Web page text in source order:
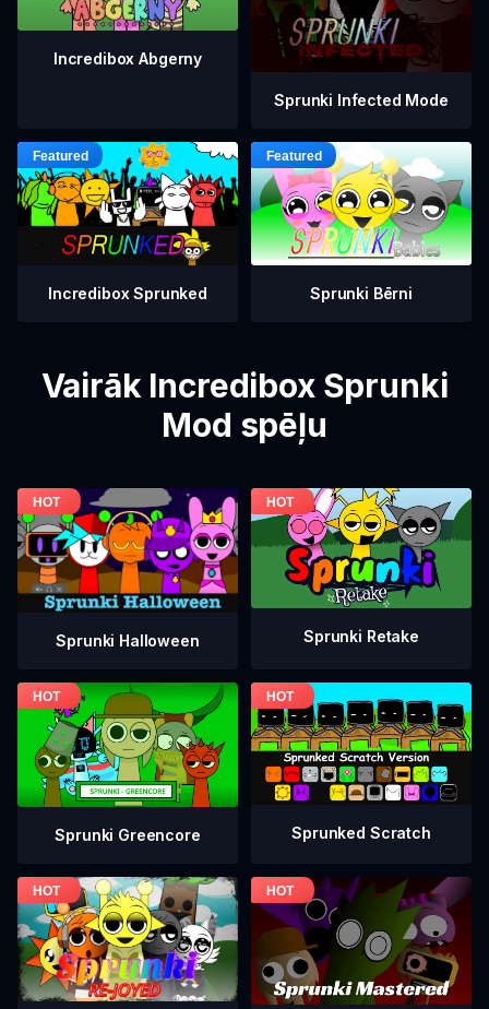
Incredibox Abgerny
Sprunki Infected Mode
Incredibox Sprunked Sprunki Bērni
Vairāk Incredibox Sprunki
Mod spēļu
Sprunki Halloween Sprunki Retake
Sprunki Greencore Sprunked Scratch